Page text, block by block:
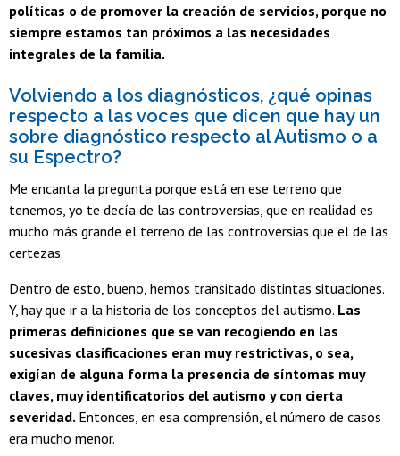
políticas o de promover la creación de servicios, porque no
siempre estamos tan próximos a las necesidades
integrales de la familia.
Volviendo a los diagnósticos, ¿qué opinas
respecto a las voces que dicen que hay un
sobre diagnóstico respecto al Autismo o a
su Espectro?
Me encanta la pregunta porque está en ese terreno que
tenemos, yo te decía de las controversias, que en realidad es
mucho más grande el terreno de las controversias que el de las
certezas.
Dentro de esto, bueno, hemos transitado distintas situaciones.
Y, hay que ir a la historia de los conceptos del autismo. Las
primeras definiciones que se van recogiendo en las
sucesivas clasificaciones eran muy restrictivas, o sea,
exigían de alguna forma la presencia de síntomas muy
claves, muy identificatorios del autismo y con cierta
severidad. Entonces, en esa comprensión, el número de casos
era mucho menor.